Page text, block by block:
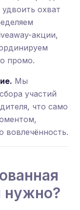
охват
акции,
промо.
Мы
участий
что само
вовлечённость.
нужно?